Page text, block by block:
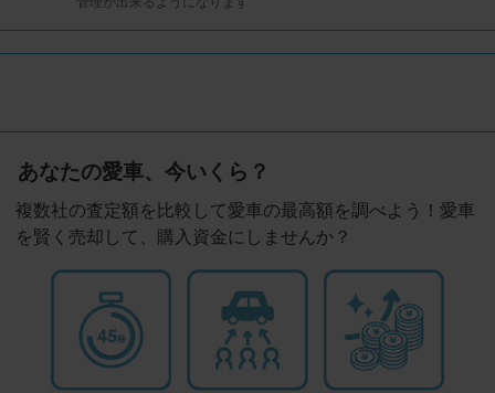
あなたの愛車、今いくら？
複数社の査定額を比較して愛車の最高額を調べよう！愛車
を賢く売却して、購入資金にしませんか？